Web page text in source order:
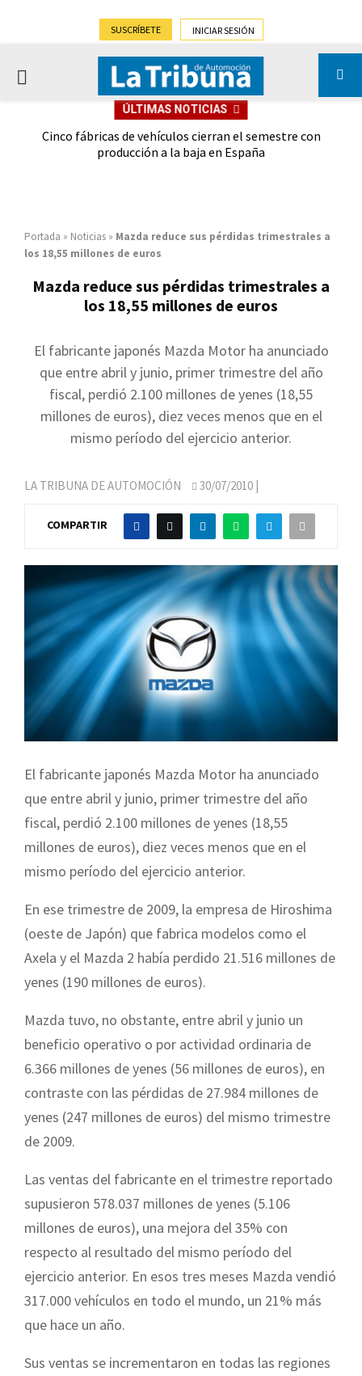
SUSCRÍBETE INICIAR SESIÓN
PRIMARY
ÚLTIMAS NOTICIAS
Cinco fábricas de vehículos cierran el semestre con
producción a la baja en España
Portada » Noticias » Mazda reduce sus pérdidas trimestrales a
los 18,55 millones de euros
Mazda reduce sus pérdidas trimestrales a
los 18,55 millones de euros
El fabricante japonés Mazda Motor ha anunciado
que entre abril y junio, primer trimestre del año
fiscal, perdió 2.100 millones de yenes (18,55
millones de euros), diez veces menos que en el
mismo período del ejercicio anterior.
LA TRIBUNA DE AUTOMOCIÓN 30/07/2010 |
COMPARTIR
El fabricante japonés Mazda Motor ha anunciado
que entre abril y junio, primer trimestre del año
fiscal, perdió 2.100 millones de yenes (18,55
millones de euros), diez veces menos que en el
mismo período del ejercicio anterior.
En ese trimestre de 2009, la empresa de Hiroshima
(oeste de Japón) que fabrica modelos como el
Axela y el Mazda 2 había perdido 21.516 millones de
yenes (190 millones de euros).
Mazda tuvo, no obstante, entre abril y junio un
beneficio operativo o por actividad ordinaria de
6.366 millones de yenes (56 millones de euros), en
contraste con las pérdidas de 27.984 millones de
yenes (247 millones de euros) del mismo trimestre
de 2009.
Las ventas del fabricante en el trimestre reportado
supusieron 578.037 millones de yenes (5.106
millones de euros), una mejora del 35% con
respecto al resultado del mismo período del
ejercicio anterior. En esos tres meses Mazda vendió
317.000 vehículos en todo el mundo, un 21% más
que hace un año.
Sus ventas se incrementaron en todas las regiones